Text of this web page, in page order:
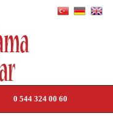
0 544 324 00 60